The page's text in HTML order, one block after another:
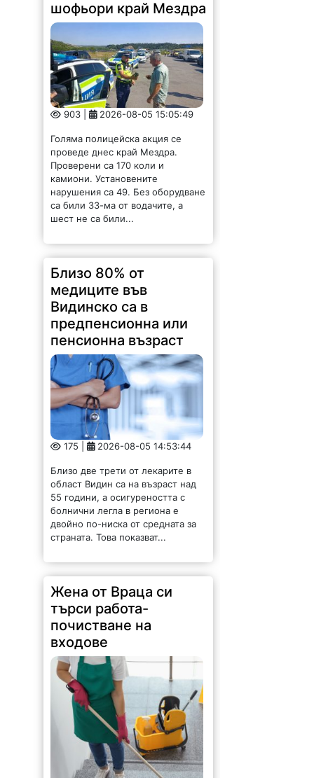
903 | 2026-08-05 15:05:49
Голяма полицейска акция се
проведе днес край Мездра.
Проверени са 170 коли и
камиони. Установените
нарушения са 49. Без оборудване
са били 33-ма от водачите, а
шест не са били...
Близо 80% от
медиците във
Видинско са в
предпенсионна или
пенсионна възраст
175 | 2026-08-05 14:53:44
Близо две трети от лекарите в
област Видин са на възраст над
55 години, а осигуреността с
болнични легла в региона е
двойно по-ниска от средната за
страната. Това показват...
Жена от Враца си
търси работа-
почистване на
входове